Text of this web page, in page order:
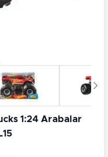
1:24 Arabalar